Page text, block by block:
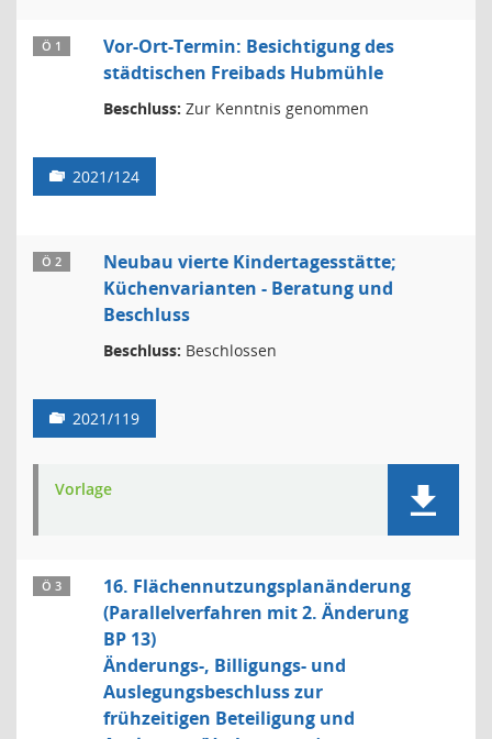
Ö 1
Vor-Ort-Termin: Besichtigung des
städtischen Freibads Hubmühle
Beschluss: Zur Kenntnis genommen
2021/124
Ö 2
Neubau vierte Kindertagesstätte;
Küchenvarianten - Beratung und
Beschluss
Beschluss: Beschlossen
2021/119
Vorlage
Ö 3
16. Flächennutzungsplanänderung
(Parallelverfahren mit 2. Änderung
BP 13)
Änderungs-, Billigungs- und
Auslegungsbeschluss zur
frühzeitigen Beteiligung und